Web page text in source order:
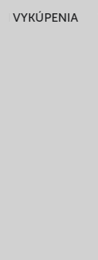
VYKÚPENIA